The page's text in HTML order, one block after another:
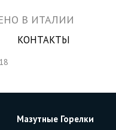
В ИТАЛИИ
КОНТАКТЫ
Мазутные Горелки